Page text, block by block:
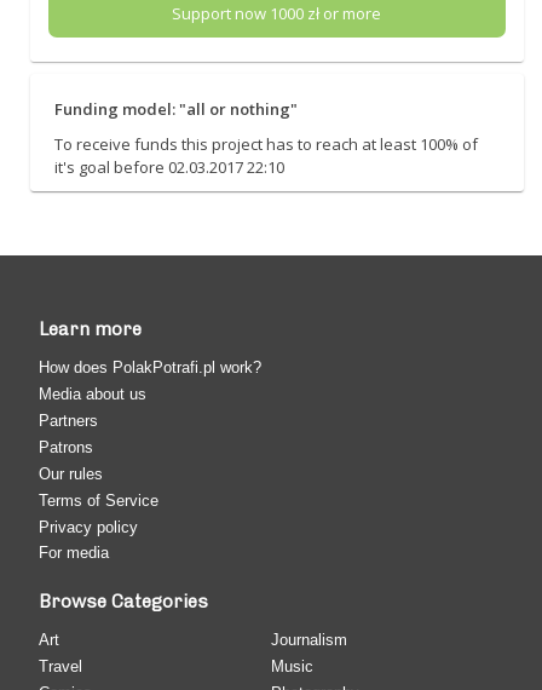
Support now 1000 zł or more
Funding model: "all or nothing"
To receive funds this project has to reach at least 100% of
it's goal before 02.03.2017 22:10
Learn more
How does PolakPotrafi.pl work?
Media about us
Partners
Patrons
Our rules
Terms of Service
Privacy policy
For media
Browse Categories
Art
Travel
Journalism
Music